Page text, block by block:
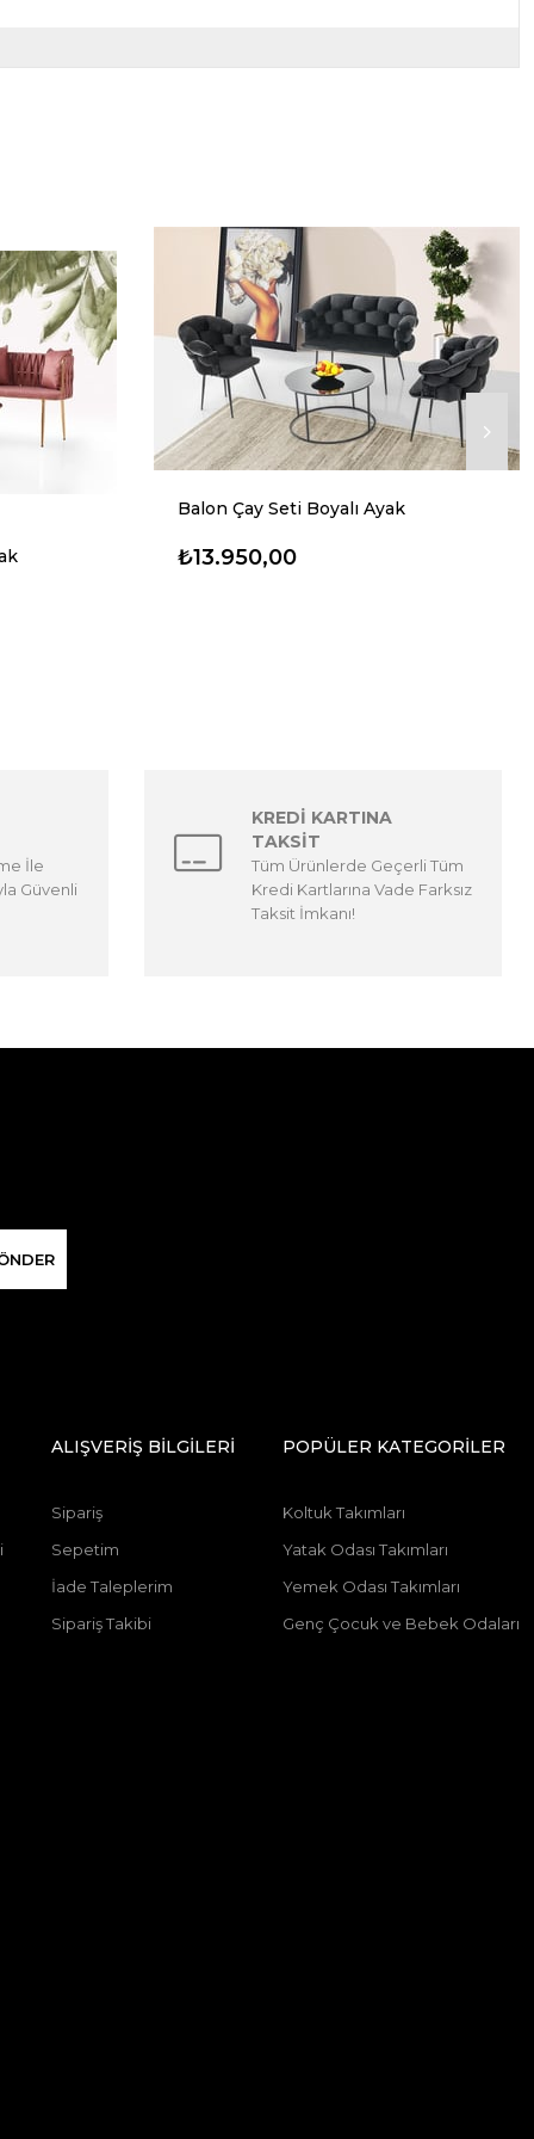
Balon Çay Seti Boyalı Ayak
₺13.950,00
İle
Güvenli
KREDİ KARTINA
TAKSİT
Tüm Ürünlerde Geçerli Tüm
Kredi Kartlarına Vade Farksız
Taksit İmkanı!
ALIŞVERİŞ BİLGİLERİ
Sipariş
Sepetim
İade Taleplerim
Sipariş Takibi
POPÜLER KATEGORİLER
Koltuk Takımları
Yatak Odası Takımları
Yemek Odası Takımları
Genç Çocuk ve Bebek Odaları